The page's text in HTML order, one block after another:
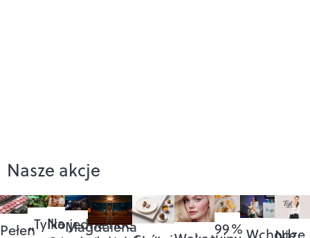
Nasze akcje
Pełen„Tylko jedna noc”
NaMagdalena
99%